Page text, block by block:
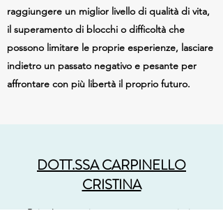
DOTT.SSA CARPINELLO
CRISTINA
Psicologa, psicoterapeuta, terapia in
raggiungere un miglior livello di qualità di vita,
il superamento di blocchi o difficoltà che
possono limitare le proprie esperienze, lasciare
indietro un passato negativo e pesante per
affrontare con più libertà il proprio futuro.